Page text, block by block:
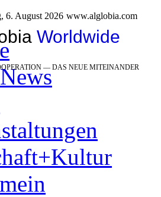
6. August 2026 www.alglobia.com
Worldwide
— DAS NEUE MITEINANDER